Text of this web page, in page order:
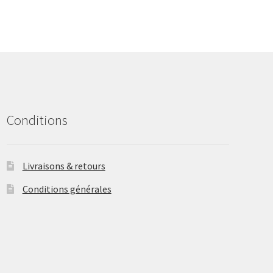
page
Conditions
Livraisons & retours
Conditions générales